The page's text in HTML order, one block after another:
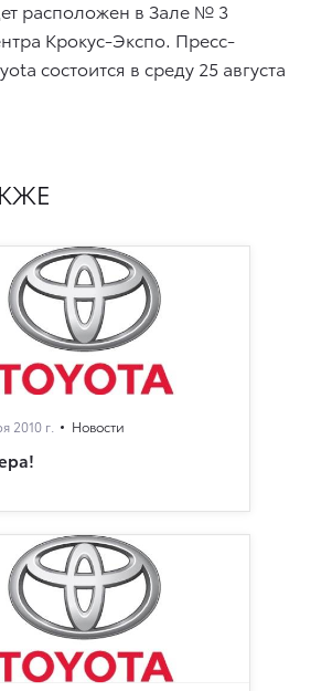
расположен в Зале № 3
Крокус-Экспо. Пресс-
состоится в среду 25 августа
2010 г. Новости